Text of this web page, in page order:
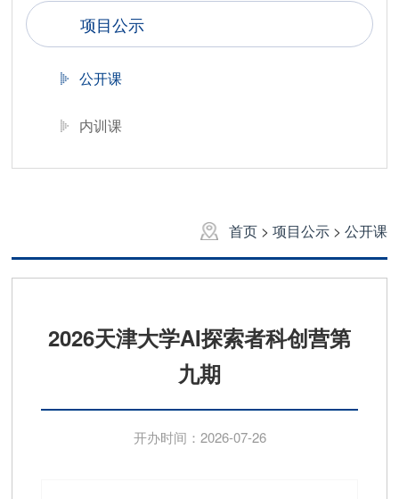
项目公示
公开课
内训课
首页 > 项目公示 > 公开课
2026天津大学AI探索者科创营第
九期
开办时间：2026-07-26